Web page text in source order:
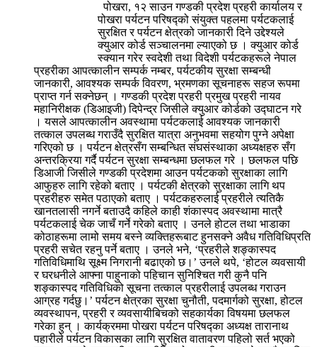
पोखरा, १२ साउन गण्डकी प्रदेश प्रहरी कार्यालय र
पोखरा पर्यटन परिषद्को संयुक्त पहलमा पर्यटकलाई
सुरक्षित र पर्यटन क्षेत्रको जानकारी दिने उद्देश्यले
क्युआर कोर्ड सञ्चालनमा ल्याएको छ । क्युआर कोर्ड
स्क्यान गरेर स्वदेशी तथा विदेशी पर्यटकहरूले नेपाल
प्रहरीका आपत्कालीन सम्पर्क नम्बर, पर्यटकीय सुरक्षा सम्बन्धी
जानकारी, आवश्यक सम्पर्क विवरण, भ्रमणका सूचनाहरू सहज रूपमा
प्राप्त गर्न सक्नेछन् । गण्डकी प्रदेश प्रहरी प्रमुख प्रहरी नायव
महानिरीक्षक (डिआइजी) दिपेन्द्र जिसीले क्युआर कोर्डको उद्घाटन गरे
। यसले आपत्कालीन अवस्थामा पर्यटकलाई आवश्यक जानकारी
तत्काल उपलब्ध गराउँदै सुरक्षित यात्रा अनुभवमा सहयोग पुग्ने अपेक्षा
गरिएको छ । पर्यटन क्षेत्रसँग सम्बन्धित संघसंस्थाका अध्यक्षहरु सँग
अन्तरक्रिया गर्दै पर्यटन सुरक्षा सम्बन्धमा छलफल गरे । छलफल पछि
डिआजी जिसीले गण्डकी प्रदेशमा आउन पर्यटकको सुरक्षाका लागि
आफुहरु लागि रहेको बताए । पर्यटकी क्षेत्रको सुरक्षाका लागि थप
प्रहरीहरु समेत पठाएको बताए । पर्यटकहरुलाई प्रहरीले त्यतिकै
खानतलासी नगर्ने बताउदै कहिले काही शंकास्पद अवस्थामा मात्रै
पर्यटकलाई चेक जाचँ गर्ने गरेको बताए । उनले होटल तथा भाडाका
कोठाहरूमा लामो समय बस्ने व्यक्तिहरूबाट हुनसक्ने अवैध गतिविधिप्रति
प्रहरी सचेत रहनु पर्ने बताए । उनले भने, ‘प्रहरीले शङ्कास्पद
गतिविधिमाथि सूक्ष्म निगरानी बढाएको छ।’ उनले थपे, ‘होटल व्यवसायी
र घरधनीले आफ्ना पाहुनाको पहिचान सुनिश्चित गरी कुनै पनि
शङ्कास्पद गतिविधिको सूचना तत्काल प्रहरीलाई उपलब्ध गराउन
आग्रह गर्दछु।’ पर्यटन क्षेत्रका सुरक्षा चुनौती, पदमार्गको सुरक्षा, होटल
व्यवस्थापन, प्रहरी र व्यवसायीबिचको सहकार्यका विषयमा छलफल
गरेका हुन् । कार्यक्रममा पोखरा पर्यटन परिषद्का अध्यक्ष तारानाथ
पहारीले पर्यटन विकासका लागि सुरक्षित वातावरण पहिलो सर्त भएको